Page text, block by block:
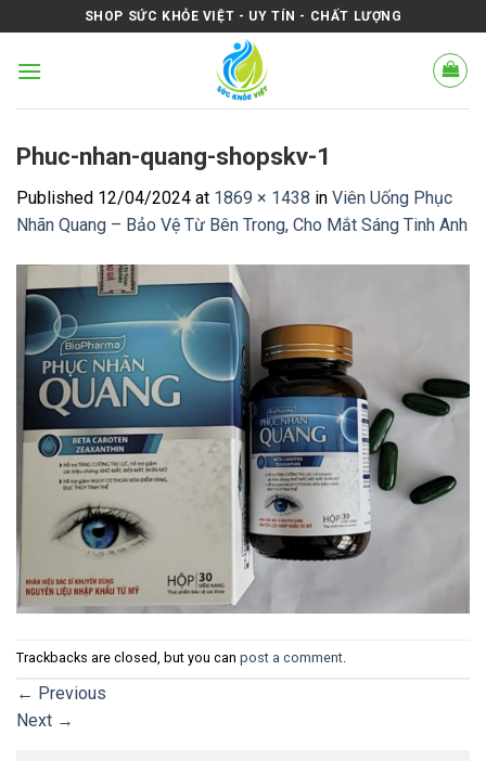
to
content
SHOP SỨC KHỎE VIỆT - UY TÍN - CHẤT LƯỢNG
Phuc-nhan-quang-shopskv-1
Published 12/04/2024 at 1869 × 1438 in Viên Uống Phục
Nhãn Quang – Bảo Vệ Từ Bên Trong, Cho Mắt Sáng Tinh Anh
Trackbacks are closed, but you can post a comment.
← Previous
Next →